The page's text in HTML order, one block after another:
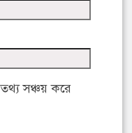
সঞ্চয় করে